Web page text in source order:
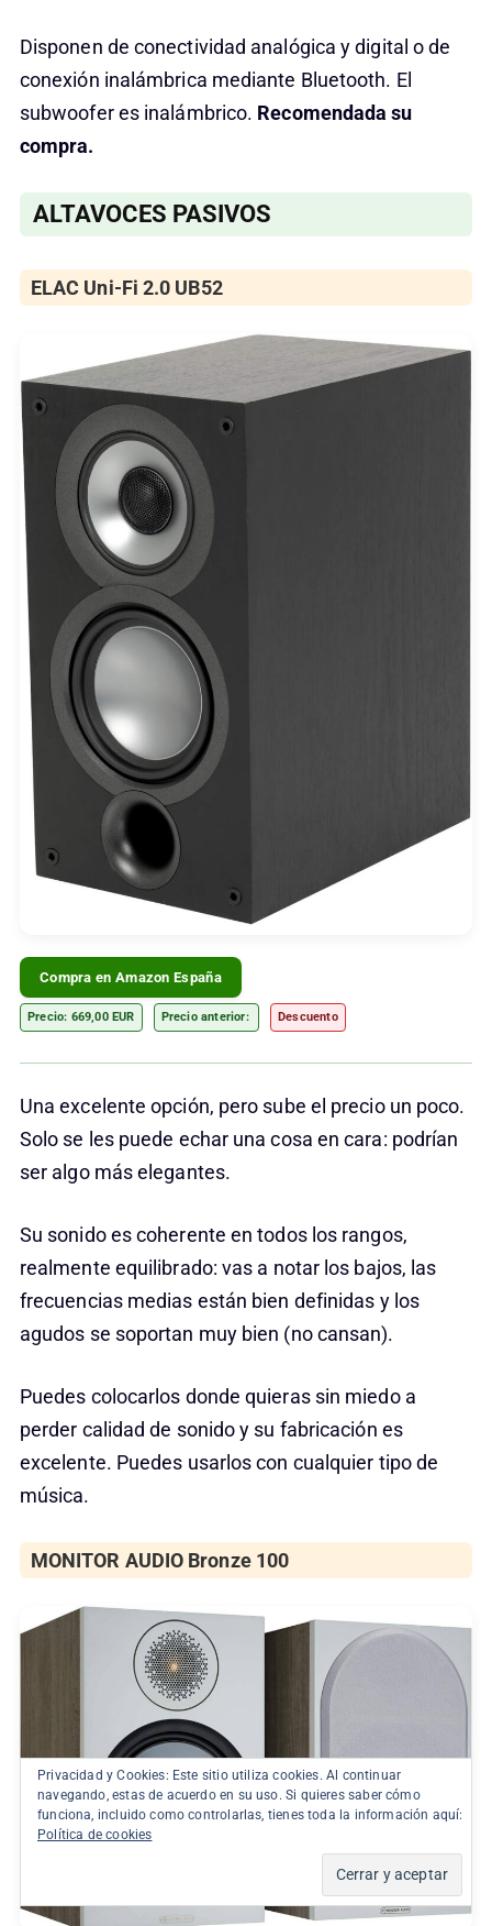
Disponen de conectividad analógica y digital o de
conexión inalámbrica mediante Bluetooth. El
subwoofer es inalámbrico. Recomendada su
compra.
ALTAVOCES PASIVOS
ELAC Uni-Fi 2.0 UB52
Compra en Amazon España
Precio: 669,00 EUR Precio anterior: Descuento
Una excelente opción, pero sube el precio un poco.
Solo se les puede echar una cosa en cara: podrían
ser algo más elegantes.
Su sonido es coherente en todos los rangos,
realmente equilibrado: vas a notar los bajos, las
frecuencias medias están bien definidas y los
agudos se soportan muy bien (no cansan).
Puedes colocarlos donde quieras sin miedo a
perder calidad de sonido y su fabricación es
excelente. Puedes usarlos con cualquier tipo de
música.
MONITOR AUDIO Bronze 100
Privacidad y Cookies: Este sitio utiliza cookies. Al continuar
navegando, estas de acuerdo en su uso. Si quieres saber cómo
funciona, incluido como controlarlas, tienes toda la información aquí:
Política de cookies